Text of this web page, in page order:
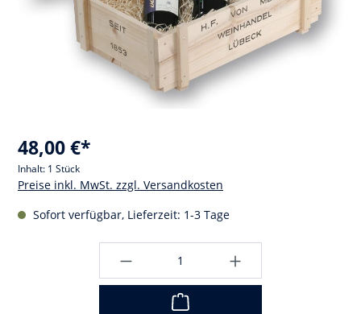
48,00 €*
Inhalt: 1 Stück
Preise inkl. MwSt. zzgl. Versandkosten
Sofort verfügbar, Lieferzeit: 1-3 Tage